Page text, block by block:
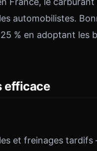
automobilistes.
% en adoptant les
efficace
et freinages